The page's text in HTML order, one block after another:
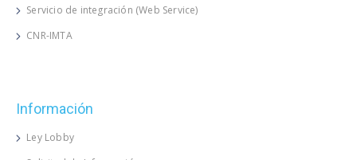
Servicio de integración (Web Service)
CNR-IMTA
Información
Ley Lobby